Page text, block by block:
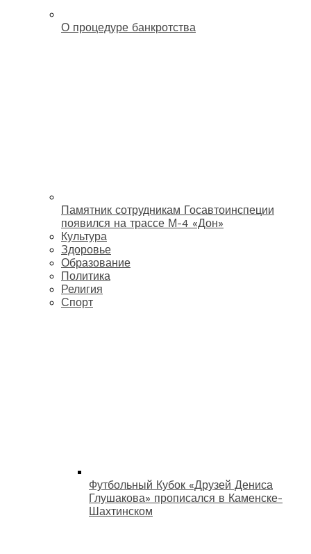
О процедуре банкротства
Памятник сотрудникам Госавтоинспеции
появился на трассе М-4 «Дон»
Культура
Здоровье
Образование
Политика
Религия
Спорт
Футбольный Кубок «Друзей Дениса
Глушакова» прописался в Каменске-
Шахтинском